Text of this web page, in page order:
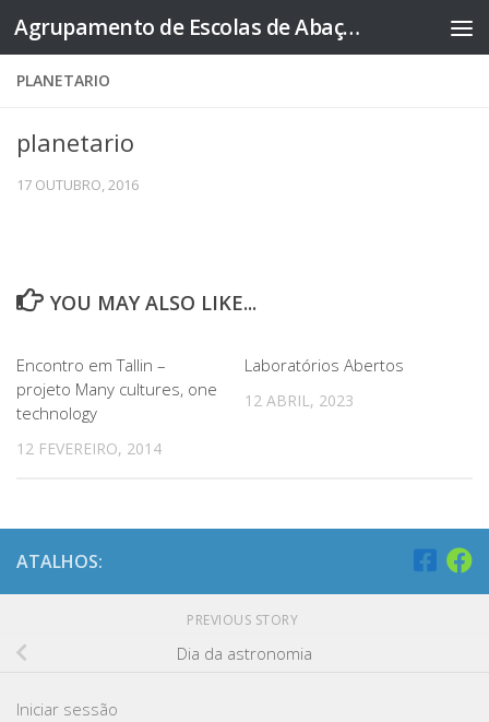
Skip to content Agrupamento de Escolas de Abação
PLANETARIO
planetario
17 OUTUBRO, 2016
YOU MAY ALSO LIKE...
Encontro em Tallin –
projeto Many cultures, one
technology
12 FEVEREIRO, 2014
Laboratórios Abertos
12 ABRIL, 2023
ATALHOS:
PREVIOUS STORY
Dia da astronomia
Iniciar sessão